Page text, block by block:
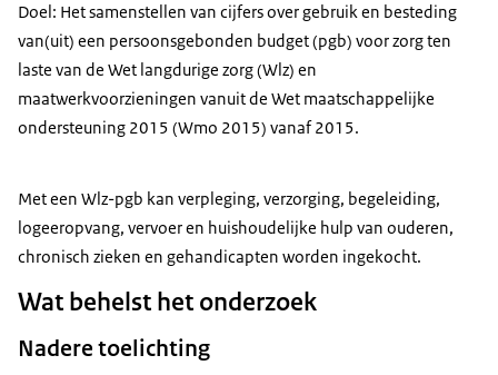
Doel: Het samenstellen van cijfers over gebruik en besteding
van(uit) een persoonsgebonden budget (pgb) voor zorg ten
laste van de Wet langdurige zorg (Wlz) en
maatwerkvoorzieningen vanuit de Wet maatschappelijke
ondersteuning 2015 (Wmo 2015) vanaf 2015.
Met een Wlz-pgb kan verpleging, verzorging, begeleiding,
logeeropvang, vervoer en huishoudelijke hulp van ouderen,
chronisch zieken en gehandicapten worden ingekocht.
Wat behelst het onderzoek
Nadere toelichting